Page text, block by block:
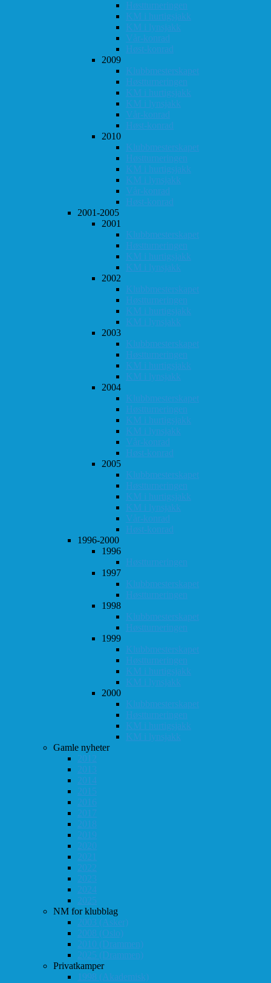
Høstturneringen
KM i hurtigsjakk
KM i lynsjakk
Vår-konrad
Høst-konrad
2009
Klubbmesterskapet
Høstturneringen
KM i hurtigsjakk
KM i lynsjakk
Vår-konrad
Høst-konrad
2010
Klubbmesterskapet
Høstturneringen
KM i hurtigsjakk
KM i lynsjakk
Vår-konrad
Høst-konrad
2001-2005
2001
Klubbmesterskapet
Høstturneringen
KM i hurtigsjakk
KM i lynsjakk
2002
Klubbmesterskapet
Høstturneringen
KM i hurtigsjakk
KM i lynsjakk
2003
Klubbmesterskapet
Høstturneringen
KM i hurtigsjakk
KM i lynsjakk
2004
Klubbmesterskapet
Høstturneringen
KM i hurtigsjakk
KM i lynsjakk
Vår-konrad
Høst-konrad
2005
Klubbmesterskapet
Høstturneringen
KM i hurtigsjakk
KM i lynsjakk
Vår-konrad
Høst-konrad
1996-2000
1996
Høstturneringen
1997
Klubbmesterskapet
Høstturneringen
1998
Klubbmesterskapet
Høstturneringen
1999
Klubbmesterskapet
Høstturneringen
KM i hurtigsjakk
KM i lynsjakk
2000
Klubbmesterskapet
Høstturneringen
KM i hurtigsjakk
KM i lynsjakk
Gamle nyheter
2012
2013
2014
2015
2016
2017
2018
2019
2020
2021
2022
2023
2024
2025
NM for klubblag
2003 (Asker)
2008 (Oslo)
2010 (Drammen)
2025 (Drammen)
Privatkamper
1998 (Akademisk)